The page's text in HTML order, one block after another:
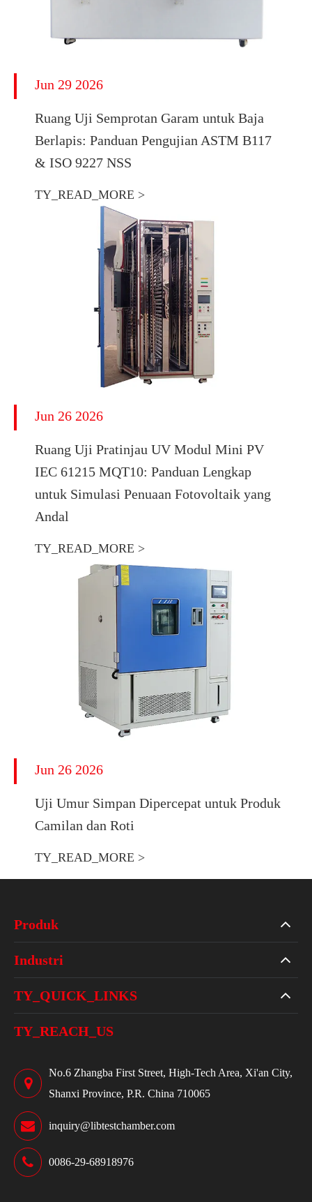
Jun 29 2026
Ruang Uji Semprotan Garam untuk Baja
Berlapis: Panduan Pengujian ASTM B117
& ISO 9227 NSS
TY_READ_MORE >
Jun 26 2026
Ruang Uji Pratinjau UV Modul Mini PV
IEC 61215 MQT10: Panduan Lengkap
untuk Simulasi Penuaan Fotovoltaik yang
Andal
TY_READ_MORE >
Jun 26 2026
Uji Umur Simpan Dipercepat untuk Produk
Camilan dan Roti
TY_READ_MORE >
Produk
Industri
TY_QUICK_LINKS
TY_REACH_US
No.6 Zhangba First Street, High-Tech Area, Xi'an City,
Shanxi Province, P.R. China 710065
inquiry@libtestchamber.com
0086-29-68918976